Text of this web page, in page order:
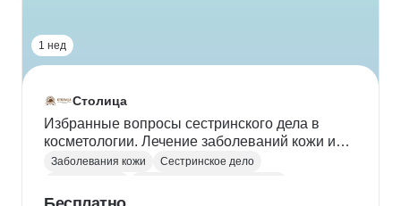
1 нед
Столица
Избранные вопросы сестринского дела в
косметологии. Лечение заболеваний кожи и
косметических дефектов
Заболевания кожи
Сестринское дело